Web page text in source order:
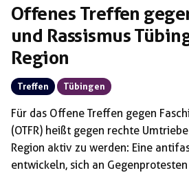
Offenes Treffen
und Rassismus
Region
Treffen Tübingen
Für das Offene Treffen gegen
(OTFR) heißt gegen rechte
Region aktiv zu werden: Eine
entwickeln, sich an